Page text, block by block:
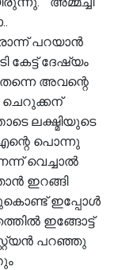
പറയാൻ
കേട്ട് ദേഷ്യം
അവന്റെ
ചെറുക്കന്
ലക്ഷ്മിയുടെ
പൊന്നു
വെച്ചാൽ
ഇറങ്ങി
ഇപ്പോൾ
ഇങ്ങോട്ട്
പറഞ്ഞു